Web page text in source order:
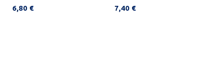
6,80 € 7,40 €